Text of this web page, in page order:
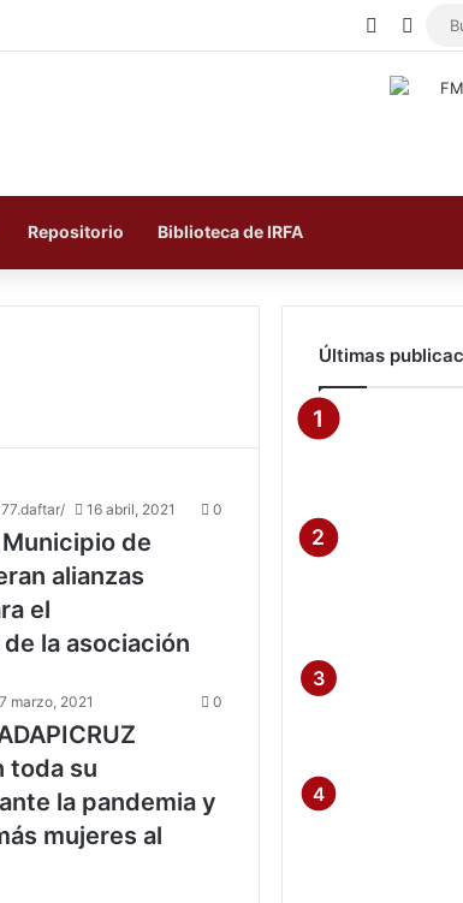
Repositorio Biblioteca de IRFA
16 abril, 2021 0
de
alianzas
el
la asociación
marzo, 2021 0
toda su
la pandemia y
mujeres al
Últimas